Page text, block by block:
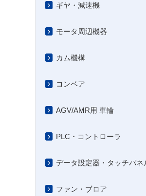
ギヤ・減速機
モータ周辺機器
カム機構
コンベア
AGV/AMR用 車輪
PLC・コントローラ
データ設定器・タッチパネ
ファン・ブロア